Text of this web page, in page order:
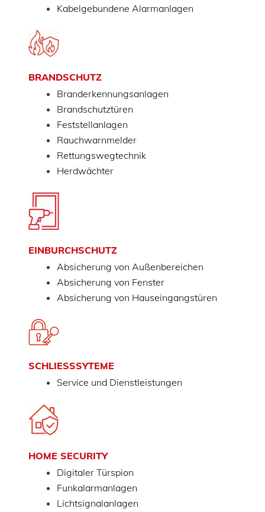
Kabelgebundene Alarmanlagen
BRANDSCHUTZ
Branderkennungsanlagen
Brandschutztüren
Feststellanlagen
Rauchwarnmelder
Rettungswegtechnik
Herdwächter
EINBURCHSCHUTZ
Absicherung von Außenbereichen
Absicherung von Fenster
Absicherung von Hauseingangstüren
SCHLIESSSYTEME
Service und Dienstleistungen
HOME SECURITY
Digitaler Türspion
Funkalarmanlagen
Lichtsignalanlagen